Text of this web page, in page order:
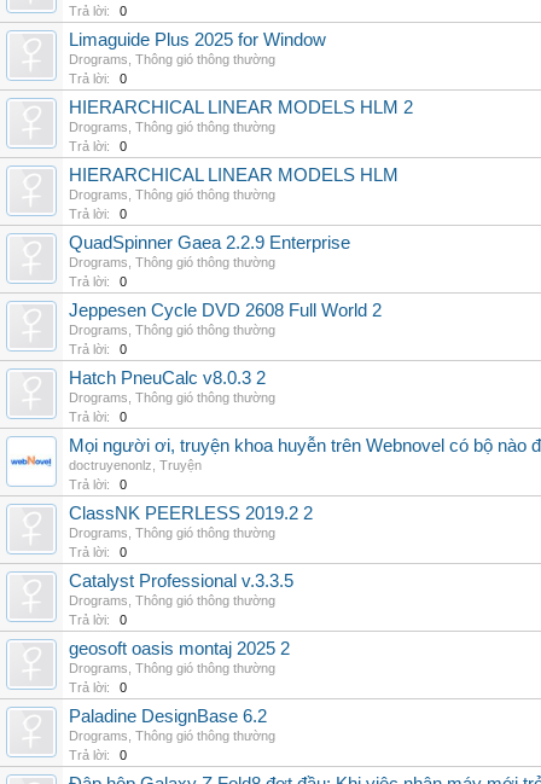
Trả lời:
0
Limaguide Plus 2025 for Window
Drograms Thông gió thông thường
Trả lời:
0
HIERARCHICAL LINEAR MODELS HLM 2
Drograms Thông gió thông thường
Trả lời:
0
HIERARCHICAL LINEAR MODELS HLM
Drograms Thông gió thông thường
Trả lời:
0
QuadSpinner Gaea 2.2.9 Enterprise
Drograms Thông gió thông thường
Trả lời:
0
Jeppesen Cycle DVD 2608 Full World 2
Drograms Thông gió thông thường
Trả lời:
0
Hatch PneuCalc v8.0.3 2
Drograms Thông gió thông thường
Trả lời:
0
Mọi người ơi, truyện khoa huyễn trên Webnovel có bộ nào
doctruyenonlz Truyện
Trả lời:
0
ClassNK PEERLESS 2019.2 2
Drograms Thông gió thông thường
Trả lời:
0
Catalyst Professional v.3.3.5
Drograms Thông gió thông thường
Trả lời:
0
geosoft oasis montaj 2025 2
Drograms Thông gió thông thường
Trả lời:
0
Paladine DesignBase 6.2
Drograms Thông gió thông thường
Trả lời:
0